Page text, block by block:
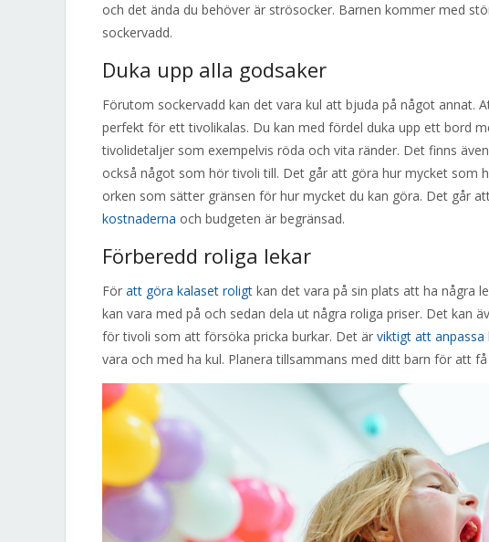
och det ända du behöver är strösocker. Barnen kommer med
sockervadd.
Duka upp alla godsaker
Förutom sockervadd kan det vara kul att bjuda på något annat.
perfekt för ett tivolikalas. Du kan med fördel duka upp ett bord
tivolidetaljer som exempelvis röda och vita ränder. Det finns
också något som hör tivoli till. Det går att göra hur mycket som
orken som sätter gränsen för hur mycket du kan göra. Det går
kostnaderna och budgeten är begränsad.
Förberedd roliga lekar
För att göra kalaset roligt kan det vara på sin plats att ha några
kan vara med på och sedan dela ut några roliga priser. Det kan
för tivoli som att försöka pricka burkar. Det är viktigt att anpassa
vara och med ha kul. Planera tillsammans med ditt barn för att